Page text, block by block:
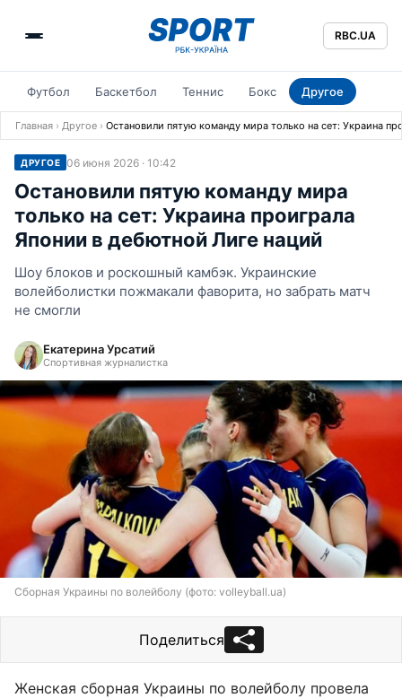
RBC.UA
Футбол Баскетбол Теннис Бокс Другое
Главная › Другое › Остановили пятую команду мира только на сет: Украина
ДРУГОЕ 06 июня 2026 · 10:42
Остановили пятую команду мира
только на сет: Украина проиграла
Японии в дебютной Лиге наций
Шоу блоков и роскошный камбэк. Украинские
волейболистки пожмакали фаворита, но забрать матч
не смогли
Екатерина Урсатий
Спортивная журналистка
Сборная Украины по волейболу (фото: volleyball.ua)
Поделиться
Женская сборная Украины по волейболу провела